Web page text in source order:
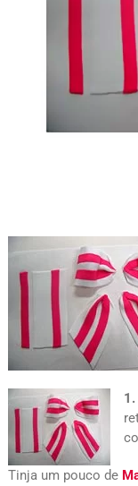
1.
Tinja um pouco de